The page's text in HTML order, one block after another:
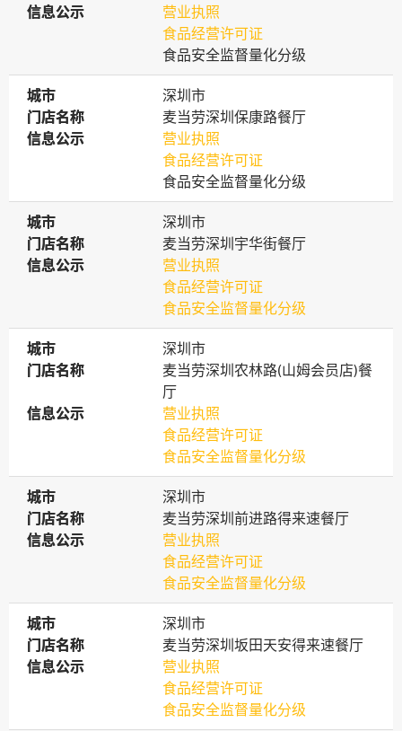
信息公示
信息公示
营业执照
食品经营许可证
食品安全监督量化分级
城市
城市
深圳市
门店名称
门店名称
麦当劳深圳保康路餐厅
信息公示
信息公示
营业执照
食品经营许可证
食品安全监督量化分级
城市
城市
深圳市
门店名称
门店名称
麦当劳深圳宇华街餐厅
信息公示
信息公示
营业执照
食品经营许可证
食品安全监督量化分级
城市
城市
深圳市
门店名称
门店名称
麦当劳深圳农林路(山姆会员店)餐
厅
信息公示
信息公示
营业执照
食品经营许可证
食品安全监督量化分级
城市
城市
深圳市
门店名称
门店名称
麦当劳深圳前进路得来速餐厅
信息公示
信息公示
营业执照
食品经营许可证
食品安全监督量化分级
城市
城市
深圳市
门店名称
门店名称
麦当劳深圳坂田天安得来速餐厅
信息公示
信息公示
营业执照
食品经营许可证
食品安全监督量化分级